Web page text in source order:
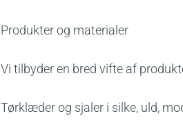
Produkter og materialer
Vi tilbyder en bred vifte af
Tørklæder og sjaler i silke, uld,